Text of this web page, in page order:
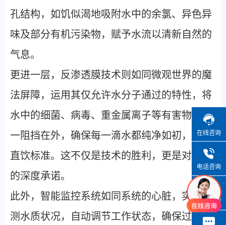
孔结构，如饥似渴地吸附水中的余氯、异色异
味及部分有机污染物，赋予水流以清新自然的
气息。
更进一层，反渗透膜技术则如同微观世界的魔
法屏障，运用其仅允许水分子通过的特性，将
水中的细菌、病毒、重金属离子等有害物质一
一阻挡在外，确保每一滴水都纯净如初，达到
直饮标准。这不仅是技术的胜利，更是对健康
的深度承诺。
此外，智能监控系统如同系统的心脏，实时监
测水质状况，自动调节工作状态，确保过滤效
在线咨询
电话咨询
微信咨询